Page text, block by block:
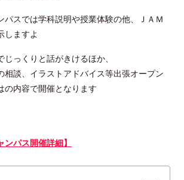
パスでは学科説明や授業体験の他、ＪＡＭ
しますよ
じっくりと話がきけるほか、
相談、イラストアドバイス等出張オープン
の内容で開催となります
ンパス開催詳細】